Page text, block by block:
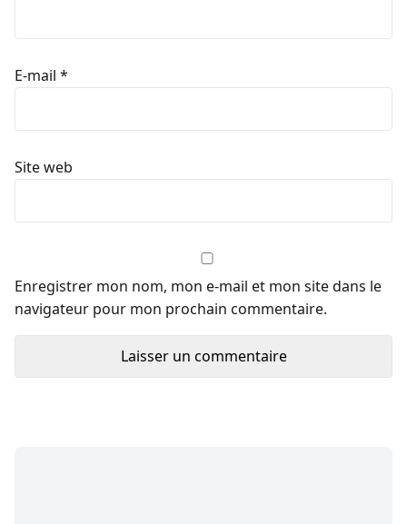
E-mail *
Site web
Enregistrer mon nom, mon e-mail et mon site dans le
navigateur pour mon prochain commentaire.